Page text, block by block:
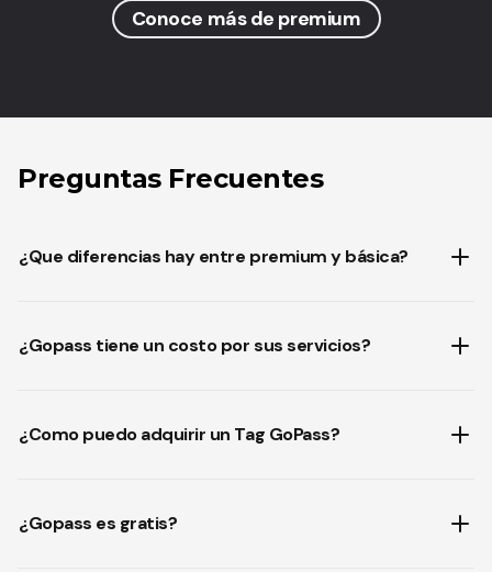
Conoce más de premium
Preguntas Frecuentes
¿Que diferencias hay entre premium y básica?
¿Gopass tiene un costo por sus servicios?
¿Como puedo adquirir un Tag GoPass?
¿Gopass es gratis?